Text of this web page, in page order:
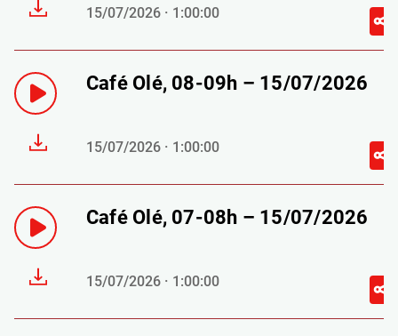
15/07/2026 · 1:00:00
Café Olé, 08-09h – 15/07/2026
15/07/2026 · 1:00:00
Café Olé, 07-08h – 15/07/2026
15/07/2026 · 1:00:00